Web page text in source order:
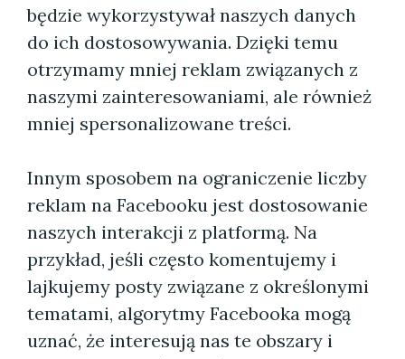
będzie wykorzystywał naszych danych
do ich dostosowywania. Dzięki temu
otrzymamy mniej reklam związanych z
naszymi zainteresowaniami, ale również
mniej spersonalizowane treści.
Innym sposobem na ograniczenie liczby
reklam na Facebooku jest dostosowanie
naszych interakcji z platformą. Na
przykład, jeśli często komentujemy i
lajkujemy posty związane z określonymi
tematami, algorytmy Facebooka mogą
uznać, że interesują nas te obszary i